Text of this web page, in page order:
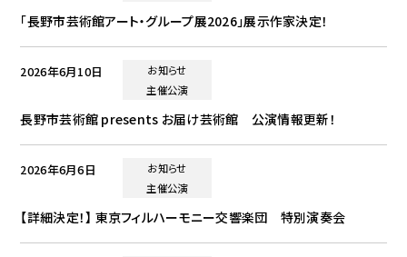
「長野市芸術館アート・グループ展2026」展示作家決定！
2026年6月10日
お知らせ
主催公演
長野市芸術館 presents お届け芸術館 公演情報更新！
2026年6月6日
お知らせ
主催公演
【詳細決定！】 東京フィルハーモニー交響楽団 特別演奏会